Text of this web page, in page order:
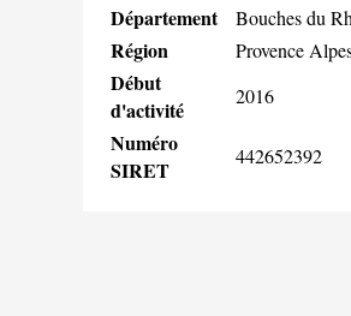
Département Bouches du
Région Provence
Début
d'activité
2016
Numéro
SIRET
442652392